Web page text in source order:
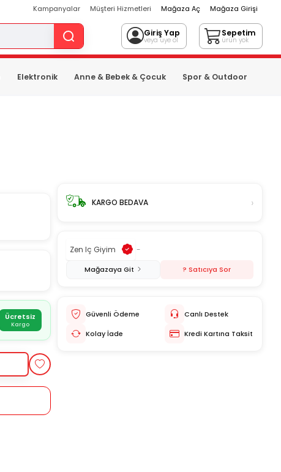
Kampanyalar Müşteri Hizmetleri Mağaza Aç Mağaza Girişi
Giriş Yap
veya üye ol
Sepetim
ürün yok
Elektronik Anne & Bebek & Çocuk Spor & Outdoor
Ücretsiz
Kargo
KARGO BEDAVA ›
Zen Iç Giyim -
Mağazaya Git ? Satıcıya Sor
Güvenli Ödeme
Canlı Destek
Kolay İade
Kredi Kartına Taksit